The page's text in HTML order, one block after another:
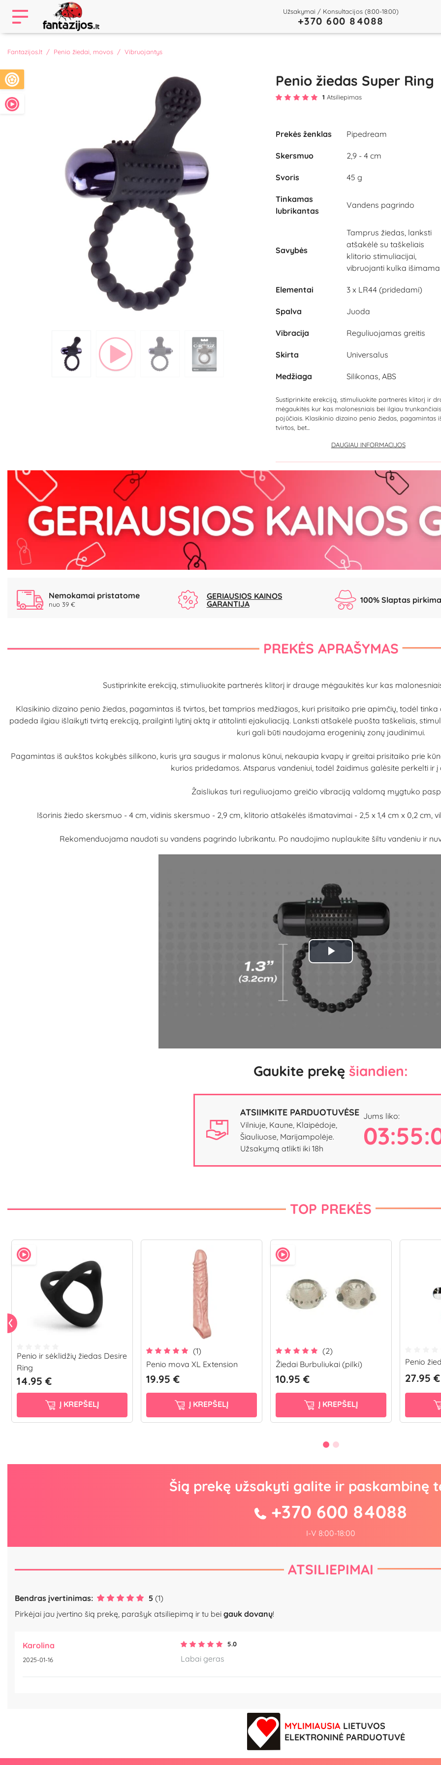
Užsakymai / Konsultacijos (8:00-18:00)
+370 600 84088
Fantazijos.lt Penio žiedai, movos Vibruojantys
Penio žiedas Super Ring
1 Atsiliepimas
Prekės ženklas Pipedream
Skersmuo 2,9 - 4 cm
Svoris 45 g
Tinkamas
lubrikantas
Vandens pagrindo
Savybės
Tamprus žiedas, lanksti
atšakėlė su taškeliais
klitorio stimuliacijai,
vibruojanti kulka išimama
Elementai 3 x LR44 (pridedami)
Spalva Juoda
Vibracija Reguliuojamas greitis
Skirta Universalus
Medžiaga Silikonas, ABS
Sustiprinkite erekciją, stimuliuokite partnerės klitorį ir
mėgaukitės kur kas malonesniais bei ilgiau trunkančiais
pojūčiais. Klasikinio dizaino penio žiedas, pagamintas
tvirtos, bet...
DAUGIAU INFORMACIJOS
Nemokamai pristatome
nuo 39 €
GERIAUSIOS KAINOS
GARANTIJA
100% Slaptas
PREKĖS APRAŠYMAS
Sustiprinkite erekciją, stimuliuokite partnerės klitorį ir drauge mėgaukitės kur kas
Klasikinio dizaino penio žiedas, pagamintas iš tvirtos, bet tamprios medžiagos, kuri prisitaiko prie apimčių, todėl
padeda ilgiau išlaikyti tvirtą erekciją, prailginti lytinį aktą ir atitolinti ejakuliaciją. Lanksti atšakėlė puošta taškeliais,
kuri gali būti naudojama erogeninių zonų jaudinimui.
Pagamintas iš aukštos kokybės silikono, kuris yra saugus ir malonus kūnui, nekaupia kvapų ir greitai prisitaiko prie
kurios pridedamos. Atsparus vandeniui, todėl žaidimus galėsite perkelti ir į
Žaisliukas turi reguliuojamo greičio vibraciją valdomą mygtuko
Išorinis žiedo skersmuo - 4 cm, vidinis skersmuo - 2,9 cm, klitorio atšakėlės išmatavimai - 2,5 x 1,4 cm x 0,2 cm,
Rekomenduojama naudoti su vandens pagrindo lubrikantu. Po naudojimo nuplaukite šiltu vandeniu ir
Play
Video
Gaukite prekę šiandien:
ATSIIMKITE PARDUOTUVĖSE
Vilniuje, Kaune, Klaipėdoje,
Šiauliuose, Marijampolėje.
Užsakymą atlikti iki 18h
Jums liko:
TOP PREKĖS
Penio ir sėklidžių žiedas Desire
Ring
14.95 €
Į KREPŠELĮ
(1)
Penio mova XL Extension
19.95 €
Į KREPŠELĮ
(2)
Žiedai Burbuliukai (pilki)
10.95 €
Į KREPŠELĮ
Penio
27.95 €
Šią prekę užsakyti galite ir paskambinę
+370 600 84088
I-V 8:00-18:00
ATSILIEPIMAI
Bendras įvertinimas: 5 (1)
Pirkėjai jau įvertino šią prekę, parašyk atsiliepimą ir tu bei gauk dovanų!
Karolina
2025-01-16
5.0
Labai geras
MYLIMIAUSIA LIETUVOS
ELEKTRONINĖ PARDUOTUVĖ